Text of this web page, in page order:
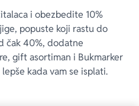
i obezbedite 10%
popuste koji rastu do
čak 40%, dodatne
gift asortiman i Bukmarker
kada vam se isplati.